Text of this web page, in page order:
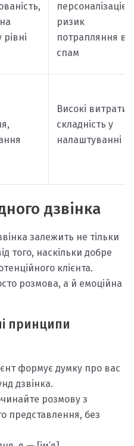
ризик
потрапляння в
спам
Високі витрати,
складність у
налаштуванні
дзвінка
залежить не тільки
того, наскільки добре
клієнта.
розмова, а й емоційна
принципи
формує думку про вас
дзвінка.
розмову з
представлення, без